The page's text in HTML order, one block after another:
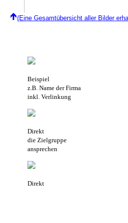
(Eine Gesamtübersicht aller Bilder